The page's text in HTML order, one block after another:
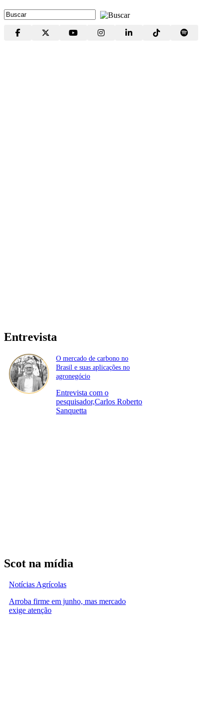
Entrevista
O mercado de carbono no
Brasil e suas aplicações no
agronegócio
Entrevista com o
pesquisador,Carlos Roberto
Sanquetta
Scot na mídia
Notícias Agrícolas
Arroba firme em junho, mas mercado
exige atenção